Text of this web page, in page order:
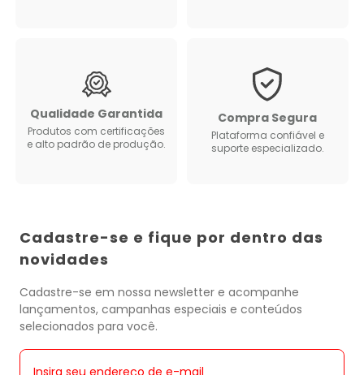
Qualidade Garantida
Produtos com certificações
e alto padrão de produção.
Compra Segura
Plataforma confiável e
suporte especializado.
Cadastre-se e fique por dentro das
novidades
Cadastre-se em nossa newsletter e acompanhe
lançamentos, campanhas especiais e conteúdos
selecionados para você.